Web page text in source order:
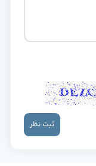
ثبت نظر